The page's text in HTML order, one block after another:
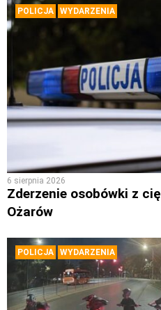
POLICJA WYDARZENIA
6 sierpnia 2026
Zderzenie osobówki z
Ożarów
POLICJA WYDARZENIA